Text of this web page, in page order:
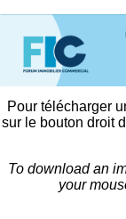
Pour télécharger
sur le bouton droit
To download an
your